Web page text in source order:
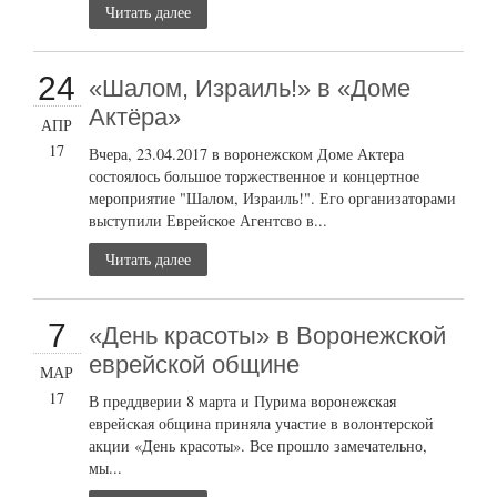
Читать далее
24
АПР
17
«Шалом, Израиль!» в «Доме
Актёра»
Вчера, 23.04.2017 в воронежском Доме Актера
состоялось большое торжественное и концертное
мероприятие "Шалом, Израиль!". Его организаторами
выступили Еврейское Агентсво в...
Читать далее
7
МАР
17
«День красоты» в Воронежской
еврейской общине
В преддверии 8 марта и Пурима воронежская
еврейская община приняла участие в волонтерской
акции «День красоты». Все прошло замечательно,
мы...